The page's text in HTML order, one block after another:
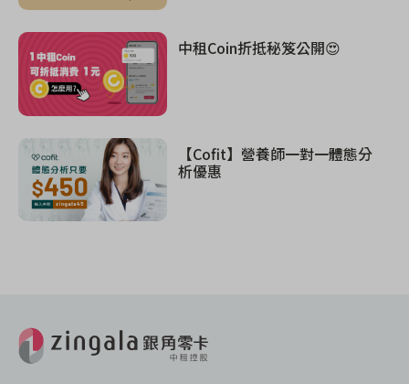
中租Coin折抵秘笈公開😍
【Cofit】營養師一對一體態分
析優惠